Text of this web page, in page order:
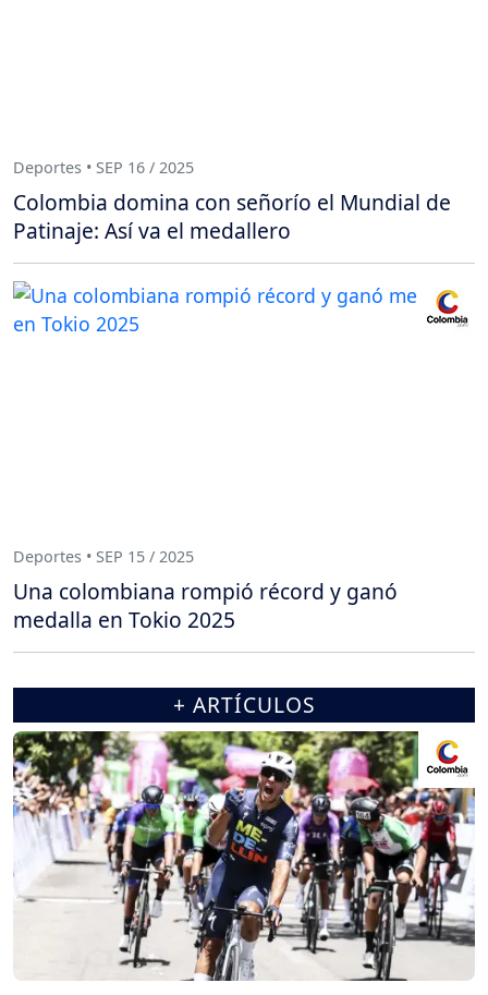
Deportes • SEP 16 / 2025
Colombia domina con señorío el Mundial de
Patinaje: Así va el medallero
Deportes • SEP 15 / 2025
Una colombiana rompió récord y ganó
medalla en Tokio 2025
+ ARTÍCULOS